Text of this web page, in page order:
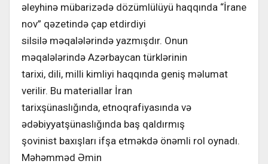
əleyhinə mübarizədə dözümlülüyü haqqında “İrane
nov” qəzetində çap etdirdiyi
silsilə məqalələrində yazmışdır. Onun
məqalələrində Azərbaycan türklərinin
tarixi, dili, milli kimliyi haqqında geniş məlumat
verilir. Bu materiallar İran
tarixşünaslığında, etnoqrafiyasında və
ədəbiyyatşünaslığında baş qaldırmış
şovinist baxışları ifşa etməkdə önəmli rol oynadı.
Məhəmməd Əmin